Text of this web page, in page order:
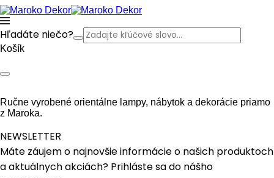
Hľadáte niečo?
Košík
Ručne vyrobené orientálne lampy, nábytok a dekorácie priamo
z Maroka.
NEWSLETTER
Máte záujem o najnovšie informácie o našich produktoch
a aktuálnych akciách? Prihláste sa do nášho